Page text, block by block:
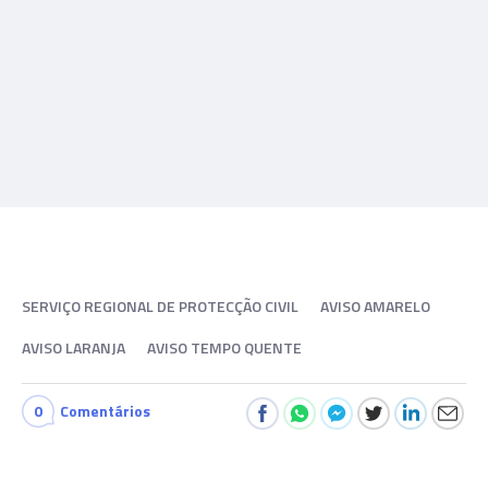
SERVIÇO REGIONAL DE PROTECÇÃO CIVIL
AVISO AMARELO
AVISO LARANJA
AVISO TEMPO QUENTE
0 Comentários